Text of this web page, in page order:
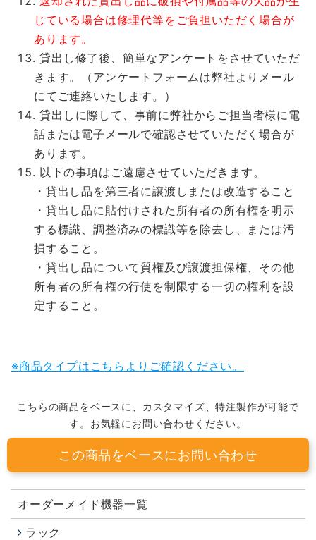
じている場合は修理代等をご負担いただく場合が
あります。
貸出し修了後、簡単なアンケートをさせていただ
きます。（アンケートフォームは弊社よりメール
にてご連絡いたします。）
貸出しに際して、事前に弊社からご担当者様に電
話または電子メールで確認させていただく場合が
あります。
以下の事項はご遠慮させていただきます。
・貸出し品を第三者に譲渡しまたは改造すること
・貸出し品に貼付けされた所有者の所有権を明示
する標識、調整済みの標識等を除去し、または汚
損すること。
・貸出し品について質権及び譲渡担保権、その他
所有者の所有権の行使を制限する一切の権利を設
定すること。
※商品タイプはこちらよりご確認ください。
こちらの商品をベースに、カスタマイズ、特注製作が可能で
す。お気軽にお問い合わせください。
この商品をベースにお問い合わせ
オーダーメイド機器一覧
ラック